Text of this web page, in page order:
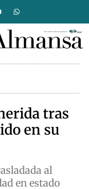
tras
en su
al
en estado